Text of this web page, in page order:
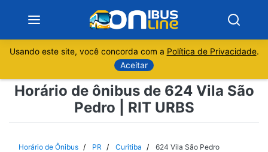
Sobre
Usando este site, você concorda com a Política de Privacidade.
Aceitar
Horário de ônibus de 624 Vila São
Pedro | RIT URBS
Horário de Ônibus PR Curitiba 624 Vila São Pedro